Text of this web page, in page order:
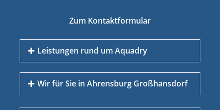
Zum Kontaktformular
Leistungen rund um Aquadry
Aufsteigende Feuchtigkeit
Bauwerksabdichtung
Wir für Sie in Ahrensburg Großhansdorf